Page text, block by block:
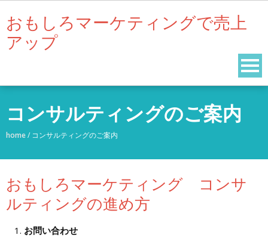
to
content
おもしろマーケティングで売上
アップ
コンサルティングのご案内
home/ コンサルティングのご案内
おもしろマーケティング コンサ
ルティングの進め方
お問い合わせ